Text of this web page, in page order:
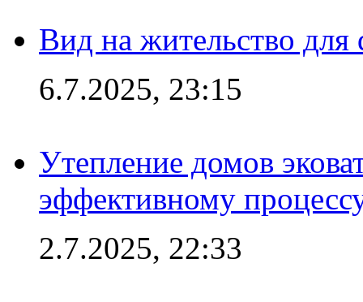
Вид на жительство
6.7.2025, 23:15
Утепление домов
эффективному
2.7.2025, 22:33